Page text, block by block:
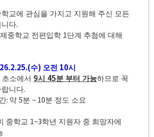
교에 관심을 가지고 지원해 주신 모든
니다.
중학교 전편입학 1단계 추첨에 대해
수) 오전 10시
소에서 9시 45분 부터 가능하므로 꼭
랍니다.
: 약 5분 ~ 10분 정도 소요
중학교 1~3학년 지원자 중 희망자에